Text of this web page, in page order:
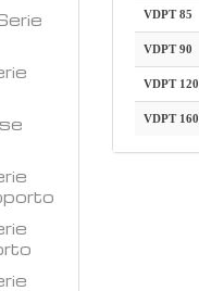
VDPT 85
VDPT 90
VDPT 120
VDPT 160